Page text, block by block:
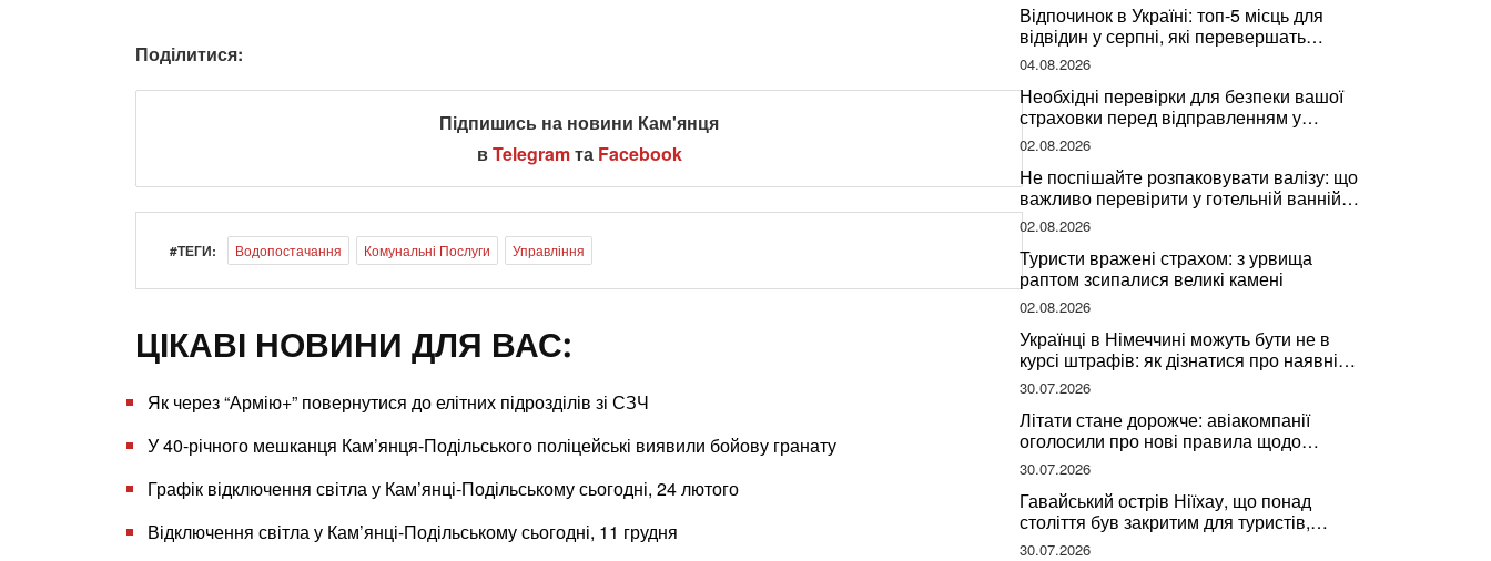
Поділитися:
Підпишись на новини Кам'янця
вTelegramта Facebook
#ТЕГИ: Водопостачання Комунальні Послуги Управління
ЦІКАВІ НОВИНИ ДЛЯ ВАС:
Як через “Армію+” повернутися до елітних підрозділів зі СЗЧ
У 40-річного мешканця Кам’янця-Подільського поліцейські виявили бойову гранату
Графік відключення світла у Кам’янці-Подільському сьогодні, 24 лютого
Відключення світла у Кам’янці-Подільському сьогодні, 11 грудня
Відпочинок в Україні: топ-5 місць для
відвідин у серпні, які перевершать
закордонні враження
04.08.2026
Необхідні перевірки для безпеки вашої
страховки перед відправленням у
подорож
02.08.2026
Не поспішайте розпаковувати валізу: що
важливо перевірити у готельній ванній
за словами досвідченої мандрівниці
02.08.2026
Туристи вражені страхом: з урвища
раптом зсипалися великі камені
02.08.2026
Українці в Німеччині можуть бути не в
курсі штрафів: як дізнатися про наявні
борги
30.07.2026
Літати стане дорожче: авіакомпанії
оголосили про нові правила щодо
вибору місць
30.07.2026
Гавайський острів Ніїхау, що понад
століття був закритим для туристів,
починає приймати перших відвідувачів
30.07.2026